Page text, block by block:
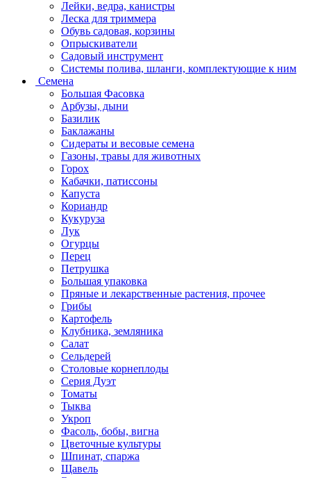
Лейки, ведра, канистры
Леска для триммера
Обувь садовая, корзины
Опрыскиватели
Садовый инструмент
Системы полива, шланги, комплектующие к ним
Семена
Большая Фасовка
Арбузы, дыни
Базилик
Баклажаны
Сидераты и весовые семена
Газоны, травы для животных
Горох
Кабачки, патиссоны
Капуста
Кориандр
Кукуруза
Лук
Огурцы
Перец
Петрушка
Большая упаковка
Пряные и лекарственные растения, прочее
Грибы
Картофель
Клубника, земляника
Салат
Сельдерей
Столовые корнеплоды
Серия Дуэт
Томаты
Тыква
Укроп
Фасоль, бобы, вигна
Цветочные культуры
Шпинат, спаржа
Щавель